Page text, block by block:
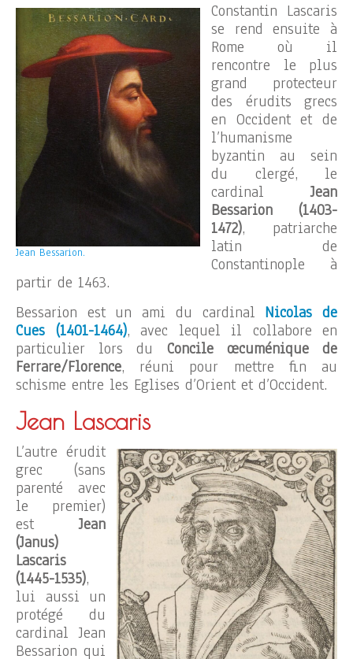
Jean Bessarion.
Constantin Lascaris
se rend ensuite à
Rome où il
rencontre le plus
grand protecteur
des érudits grecs
en Occident et de
l’humanisme
byzantin au sein
du clergé, le
cardinalJean
Bessarion (1403-
1472), patriarche
latin de
Constantinople à
partir de 1463.
Bessarion est un ami du cardinal Nicolas de
Cues (1401-1464), avec lequel il collabore en
particulier lors du Concile œcuménique de
Ferrare/Florence, réuni pour mettre fin au
schisme entre les Eglises d’Orient et d’Occident.
Jean Lascaris
L’autre érudit
grec (sans
parenté avec
le premier)
estJean
(Janus)
Lascaris
(1445-1535),
lui aussi un
protégé du
cardinal Jean
Bessarion qui